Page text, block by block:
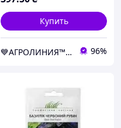
Купить
💙АГРОЛИНИЯ™💛 96%